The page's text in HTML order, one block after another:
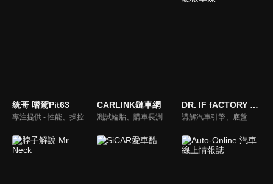
統哥 嗜駕Pit63 CARLINK鏈車網 DR. IF fACTORY 硬核車媒